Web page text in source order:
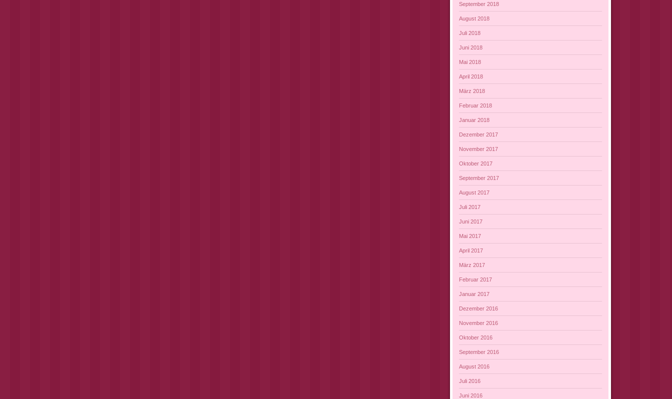
September 2018
August 2018
Juli 2018
Juni 2018
Mai 2018
April 2018
März 2018
Februar 2018
Januar 2018
Dezember 2017
November 2017
Oktober 2017
September 2017
August 2017
Juli 2017
Juni 2017
Mai 2017
April 2017
März 2017
Februar 2017
Januar 2017
Dezember 2016
November 2016
Oktober 2016
September 2016
August 2016
Juli 2016
Juni 2016